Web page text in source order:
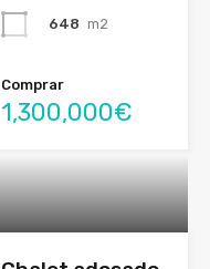
648 m2
Comprar
1,300,000€